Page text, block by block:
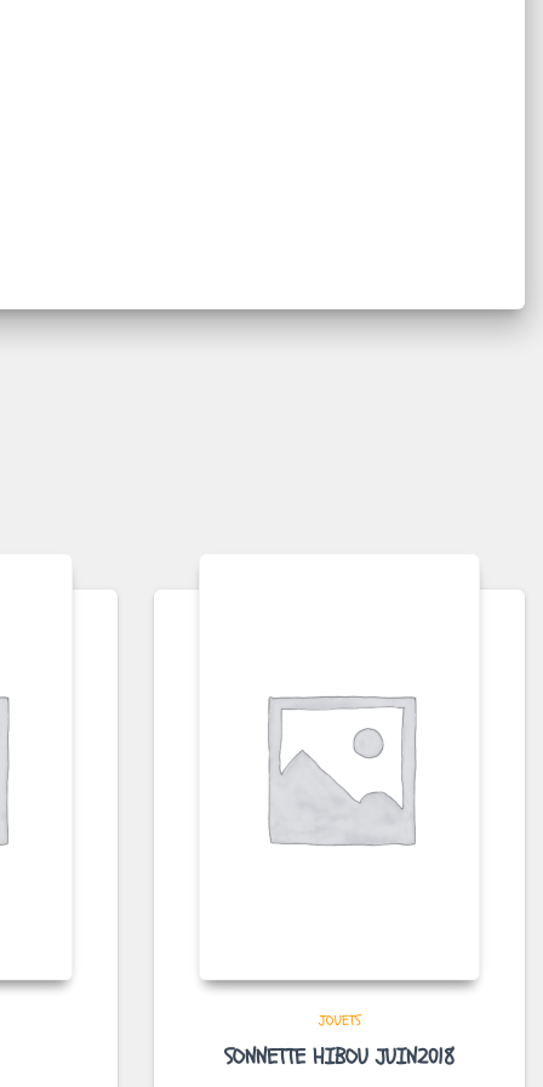
JOUETS
SONNETTE HIBOU JUIN2018